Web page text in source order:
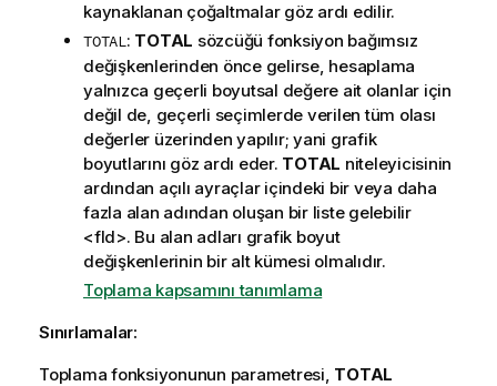
kaynaklanan çoğaltmalar göz ardı edilir.
TOTAL: TOTAL sözcüğü fonksiyon bağımsız
değişkenlerinden önce gelirse, hesaplama
yalnızca geçerli boyutsal değere ait olanlar için
değil de, geçerli seçimlerde verilen tüm olası
değerler üzerinden yapılır; yani grafik
boyutlarını göz ardı eder. TOTAL niteleyicisinin
ardından açılı ayraçlar içindeki bir veya daha
fazla alan adından oluşan bir liste gelebilir
<fld>. Bu alan adları grafik boyut
değişkenlerinin bir alt kümesi olmalıdır.
Toplama kapsamını tanımlama
Sınırlamalar:
Toplama fonksiyonunun parametresi, TOTAL